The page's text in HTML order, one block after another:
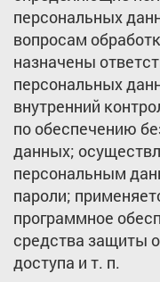
персональных
вопросам
назначены
персональных
внутренний
по обеспечению
данных;
персональным
пароли;
программное
средства защиты
доступа и т. п.